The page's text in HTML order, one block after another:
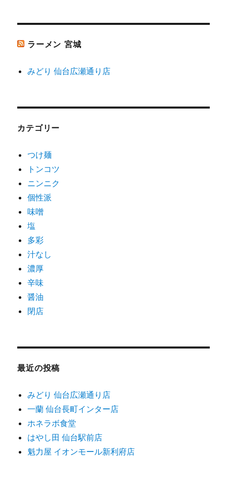
ラーメン 宮城
みどり 仙台広瀬通り店
カテゴリー
つけ麺
トンコツ
ニンニク
個性派
味噌
塩
多彩
汁なし
濃厚
辛味
醤油
閉店
最近の投稿
みどり 仙台広瀬通り店
一蘭 仙台長町インター店
ホネラボ食堂
はやし田 仙台駅前店
魁力屋 イオンモール新利府店